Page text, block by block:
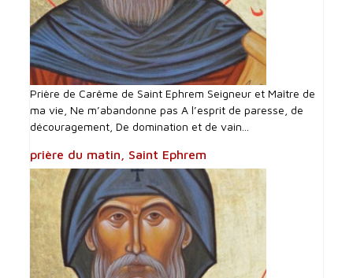
Prière de Carême de Saint Ephrem Seigneur et Maître de
ma vie, Ne m’abandonne pas A l’esprit de paresse, de
découragement, De domination et de vain...
prière du matin, Saint Ephrem